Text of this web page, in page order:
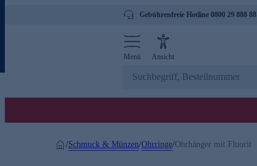
Gebührenfreie Hotline 0800 29 888 88
Menü Ansicht
/Schmuck & Münzen/Ohrringe/Ohrhänger mit Fluorit